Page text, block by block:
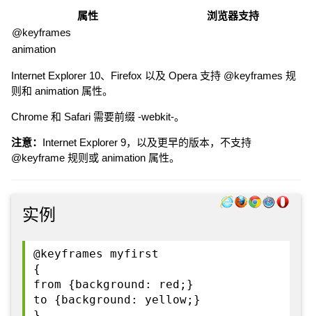
属性
浏览器支持
@keyframes
animation
Internet Explorer 10、Firefox 以及 Opera 支持 @keyframes 规
则和 animation 属性。
Chrome 和 Safari 需要前缀 -webkit-。
注意： Internet Explorer 9，以及更早的版本，不支持
@keyframe 规则或 animation 属性。
实例
@keyframes myfirst
{
from {background: red;}
to {background: yellow;}